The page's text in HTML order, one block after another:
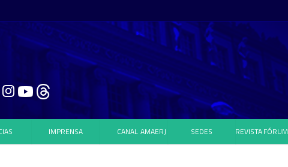
IMPRENSA CANAL AMAERJ SEDES REVISTAFÓRUM